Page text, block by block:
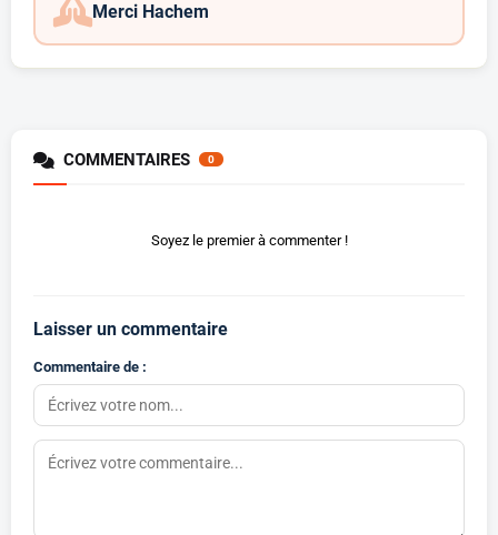
Merci Hachem
COMMENTAIRES 0
Soyez le premier à commenter !
Laisser un commentaire
Commentaire de :